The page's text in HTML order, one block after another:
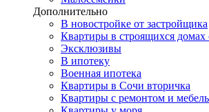
Дополнительно
В новостройке от застройщика
Квартиры в строящихся домах
Эксклюзивы
В ипотеку
Военная ипотека
Квартиры в Сочи вторичка
Квартиры с ремонтом и